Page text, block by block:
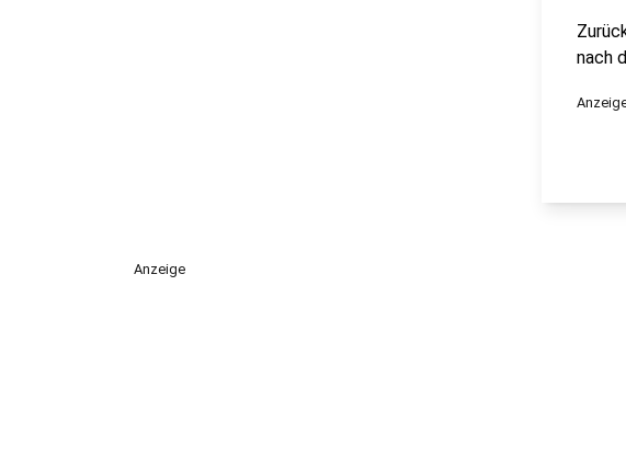
nach
Anzeige